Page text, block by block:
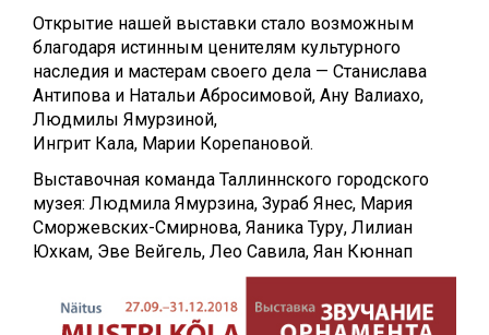
Открытие нашей выставки стало возможным
благодаря истинным ценителям культурного
наследия и мастерам своего дела — Станислава
Антипова и Натальи Абросимовой, Ану Валиахо,
Людмилы Ямурзиной,
Ингрит Кала, Марии Корепановой.
Выставочная команда Таллиннского городского
музея: Людмила Ямурзина, Зураб Янес, Мария
Сморжевских-Смирнова, Яаника Туру, Лилиан
Юхкам, Эве Вейгель, Лео Савила, Яан Кюннап